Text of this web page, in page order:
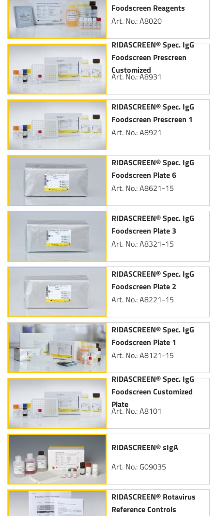
Foodscreen Reagents
Art. No.: A8020
RIDASCREEN® Spec. IgG
Foodscreen Prescreen
Customized
Art. No.: A8931
RIDASCREEN® Spec. IgG
Foodscreen Prescreen 1
Art. No.: A8921
RIDASCREEN® Spec. IgG
Foodscreen Plate 6
Art. No.: A8621-15
RIDASCREEN® Spec. IgG
Foodscreen Plate 3
Art. No.: A8321-15
RIDASCREEN® Spec. IgG
Foodscreen Plate 2
Art. No.: A8221-15
RIDASCREEN® Spec. IgG
Foodscreen Plate 1
Art. No.: A8121-15
RIDASCREEN® Spec. IgG
Foodscreen Customized
Plate
Art. No.: A8101
RIDASCREEN® sIgA
Art. No.: G09035
RIDASCREEN® Rotavirus
Reference Controls